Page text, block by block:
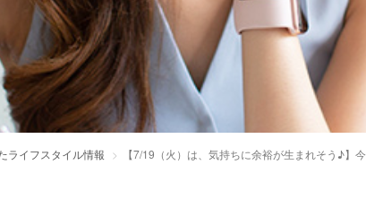
ライフスタイル情報 【7/19（火）は、気持ちに余裕が生まれそう♪】